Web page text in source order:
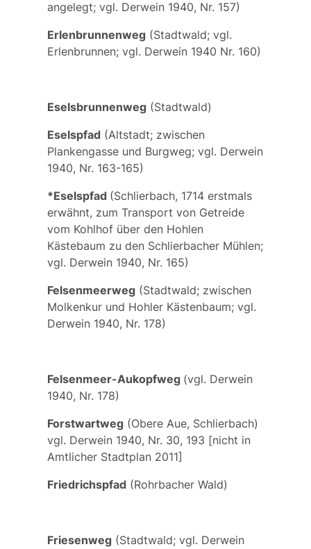
angelegt; vgl. Derwein 1940, Nr. 157)
Erlenbrunnenweg(Stadtwald; vgl.
Erlenbrunnen;vgl. Derwein 1940 Nr. 160)
Eselsbrunnenweg(Stadtwald)
Eselspfad(Altstadt; zwischen
Plankengasse und Burgweg; vgl. Derwein
1940, Nr. 163-165)
*Eselspfad (Schlierbach, 1714 erstmals
erwähnt, zum Transport von Getreide
vom Kohlhof über den Hohlen
Kästebaum zu den Schlierbacher Mühlen;
vgl. Derwein 1940, Nr. 165)
Felsenmeerweg(Stadtwald; zwischen
Molkenkur und Hohler Kästenbaum; vgl.
Derwein 1940, Nr. 178)
Felsenmeer-Aukopfweg (vgl. Derwein
1940, Nr. 178)
Forstwartweg(Obere Aue, Schlierbach)
vgl. Derwein 1940, Nr. 30, 193 [nicht in
Amtlicher Stadtplan 2011]
Friedrichspfad(Rohrbacher Wald)
Friesenweg(Stadtwald; vgl. Derwein